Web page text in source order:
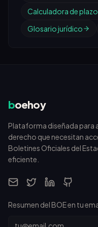
Calculadora de
Glosario jurídico
boehoy
Plataforma diseñada
derecho que necesitan
Boletines Oficiales del
eficiente.
Resumen del BOE en tu
Email